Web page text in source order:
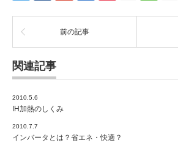
前の記事
関連記事
2010.5.6
IH加熱のしくみ
2010.7.7
インバータとは？省エネ・快適？